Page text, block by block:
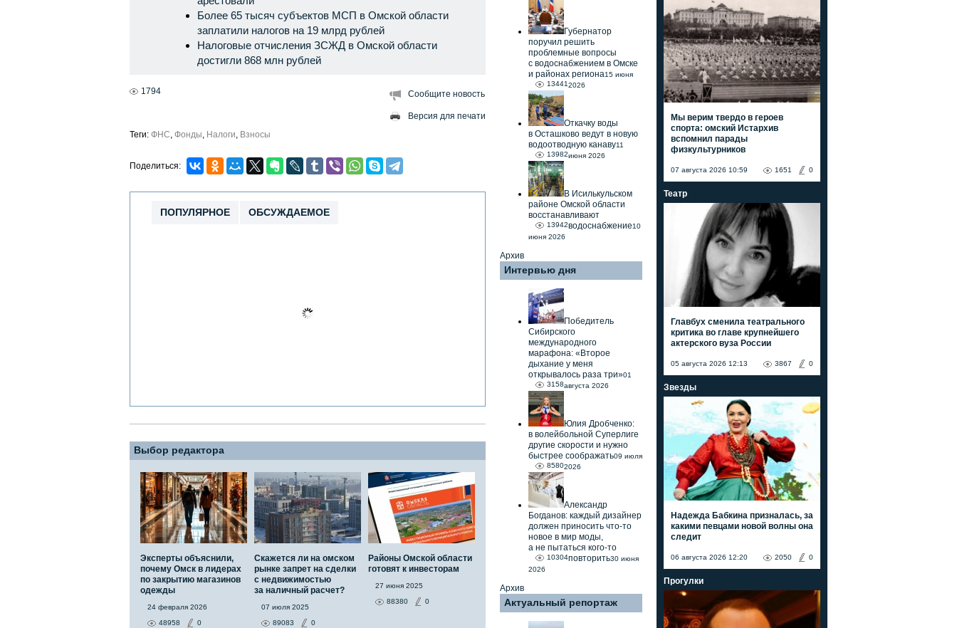
Более 65 тысяч субъектов МСП в Омской области
заплатили налогов на 19 млрд рублей
Налоговые отчисления ЗСЖД в Омской области
достигли 868 млн рублей
1794 Сообщите новость
Версия для печати
Теги: ФНС, Фонды, Налоги, Взносы
Поделиться:
ПОПУЛЯРНОЕ ОБСУЖДАЕМОЕ
Выбор редактора
Эксперты объяснили,
почему Омск в лидерах
по закрытию магазинов
одежды
24 февраля 2026
48958
0
Скажется ли на омском
рынке запрет на сделки
с недвижимостью
за наличный расчет?
07 июля 2025
89083
0
Районы Омской области
готовят к инвесторам
27 июня 2025
88380
0
Губернатор
поручил решить
проблемные вопросы
с водоснабжением в Омске
и районах региона
13441
15 июня
2026
Откачку воды
в Осташково ведут в новую
водоотводную канаву
13982
11
июня 2026
В Исилькульском
районе Омской области
восстанавливают
водоснабжение
13942
10
июня 2026
Архив
Интервью дня
Победитель
Сибирского
международного
марафона: «Второе
дыхание у меня
открывалось раза три»
3158
01
августа 2026
Юлия Дробченко:
в волейбольной Суперлиге
другие скорости и нужно
быстрее соображать
8580
09 июля
2026
Александр
Богданов: каждый дизайнер
должен приносить что-то
новое в мир моды,
а не пытаться кого-то
повторить
10304
30 июня
2026
Архив
Актуальный репортаж
Мы верим твердо в героев
спорта: омский Истархив
вспомнил парады
физкультурников
07 августа 2026 10:59 0
1651
Театр
Главбух сменила театрального
критика во главе крупнейшего
актерского вуза России
05 августа 2026 12:13 0
3867
Звезды
Надежда Бабкина призналась, за
какими певцами новой волны она
следит
06 августа 2026 12:20 0
2050
Прогулки